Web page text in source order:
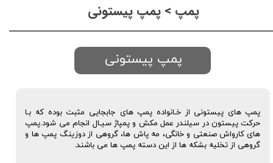
پمپ > پمپ پیستونی
پمپ های پیستونی از خـانواده پمپ های جابجایی مثبت بوده که بـا
حرکت پیستون در سیلندر عمل مکش و پمپاژ سیـال انجام می شود.پمپ
های کارواش صنعتی و خانگی، مه پاش ها، گروهی از دوزینگ پمپ ها و
گروهی از تخلیه بشکه ها از این دسته پمپ ها می باشند.
پمپ پیستونی